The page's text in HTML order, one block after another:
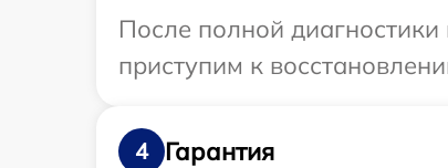
После полной
приступим к
4
Гарантия